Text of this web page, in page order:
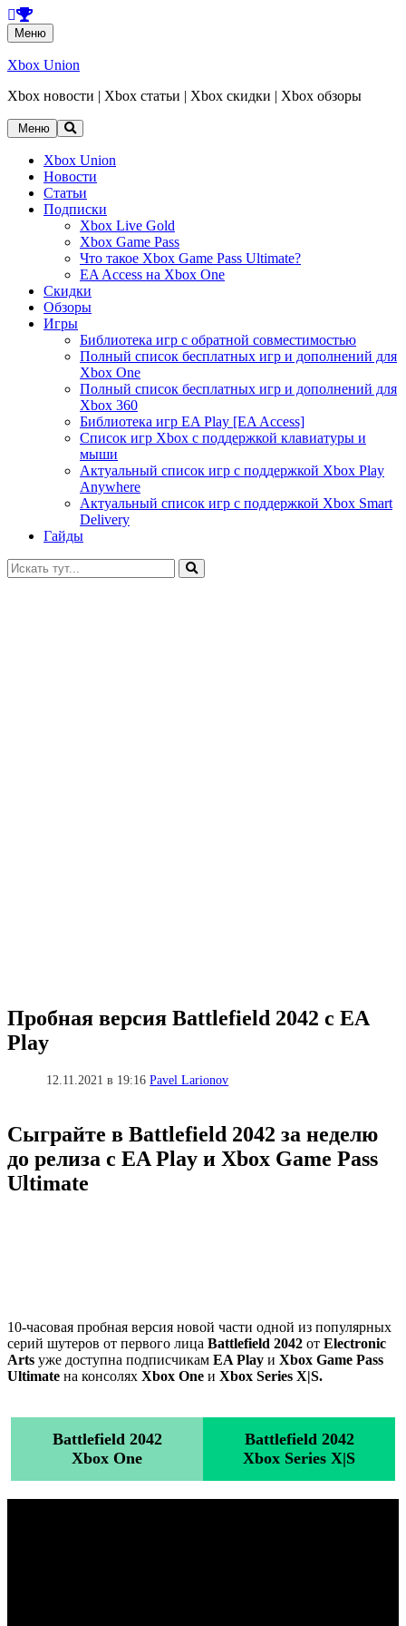
Меню Перейти
к
содержанию
Xbox Union
Xbox новости | Xbox статьи | Xbox скидки | Xbox обзоры
Меню
Перейти
содержанию
Xbox Union
Новости
Статьи
Подписки
Xbox Live Gold
Xbox Game Pass
Что такое Xbox Game Pass Ultimate?
EA Access на Xbox One
Скидки
Обзоры
Игры
Библиотека игр с обратной совместимостью
Полный список бесплатных игр и дополнений для
Xbox One
Полный список бесплатных игр и дополнений для
Xbox 360
Библиотека игр EA Play [EA Access]
Список игр Xbox c поддержкой клавиатуры и
мыши
Актуальный список игр с поддержкой Xbox Play
Anywhere
Актуальный список игр с поддержкой Xbox Smart
Delivery
Гайды
Искать:
Пробная версия Battlefield 2042 с EA
Play
12.11.2021 в 19:16Pavel Larionov
Сыграйте в Battlefield 2042 за неделю
до релиза с EA Play и Xbox Game Pass
Ultimate
10-часовая пробная версия новой части одной из популярных
серий шутеров от первого лица Battlefield 2042 от Electronic
Arts уже доступна подписчикам EA Play и Xbox Game Pass
Ultimate на консолях Xbox One и Xbox Series X|S.
Battlefield 2042
Xbox One
Battlefield 2042
Xbox Series X|S